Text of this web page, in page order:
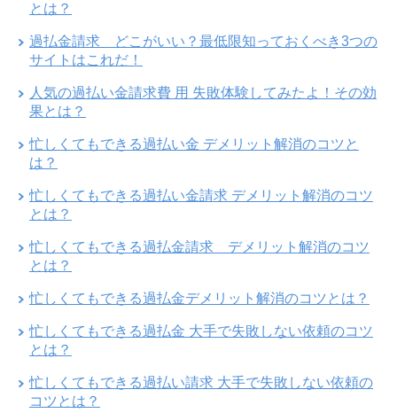
とは？
過払金請求 どこがいい？最低限知っておくべき3つの
サイトはこれだ！
人気の過払い金請求費 用 失敗体験してみたよ！その効
果とは？
忙しくてもできる過払い金 デメリット解消のコツと
は？
忙しくてもできる過払い金請求 デメリット解消のコツ
とは？
忙しくてもできる過払金請求 デメリット解消のコツ
とは？
忙しくてもできる過払金デメリット解消のコツとは？
忙しくてもできる過払金 大手で失敗しない依頼のコツ
とは？
忙しくてもできる過払い請求 大手で失敗しない依頼の
コツとは？